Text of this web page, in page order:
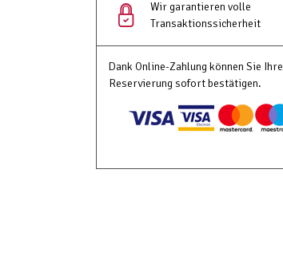
Wir garantieren volle
Transaktionssicherheit
Dank Online-Zahlung können Sie Ihre
Reservierung sofort bestätigen.